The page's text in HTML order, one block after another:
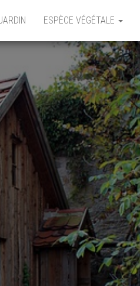
ESPÈCE VÉGÉTALE